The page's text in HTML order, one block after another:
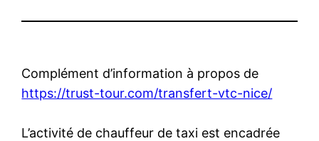
Complément d’information à propos de
https://trust-tour.com/transfert-vtc-nice/
L’activité de chauffeur de taxi est encadrée